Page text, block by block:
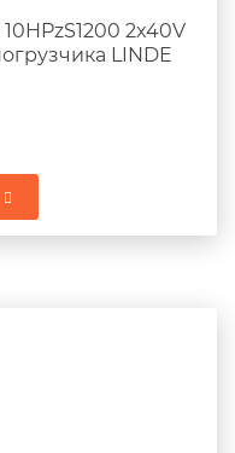
2x40V
LINDE